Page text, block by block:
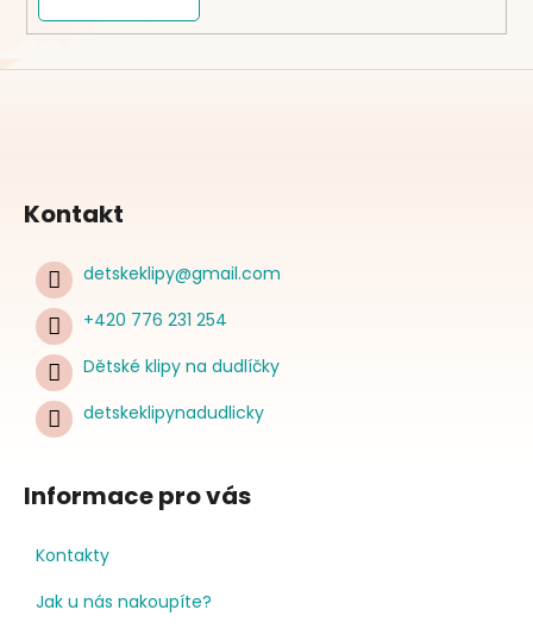
Kontakt
detskeklipy@gmail.com
+420 776 231 254
Dětské klipy na dudlíčky
detskeklipynadudlicky
Informace pro vás
Kontakty
Jak u nás nakoupíte?